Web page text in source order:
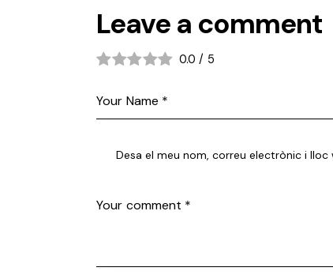
Leave a comment
0.0 / 5
Desa el meu nom, correu electrònic i